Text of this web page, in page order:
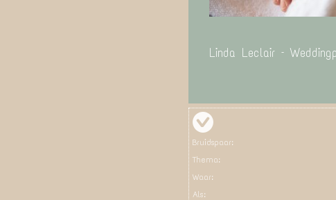
Linda Leclair –
Bruidspaar:
Thema:
Waar:
Als: